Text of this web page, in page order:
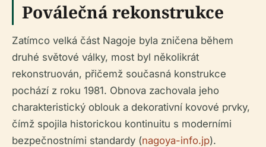
Poválečná rekonstrukce
Zatímco velká část Nagoje byla zničena během
druhé světové války, most byl několikrát
rekonstruován, přičemž současná konstrukce
pochází z roku 1981. Obnova zachovala jeho
charakteristický oblouk a dekorativní kovové prvky,
čímž spojila historickou kontinuitu s moderními
bezpečnostními standardy (nagoya-info.jp).